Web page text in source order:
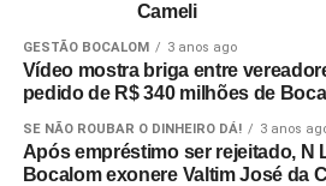
Cameli
GESTÃO BOCALOM 3 anos ago
Vídeo mostra briga entre
pedido de R$ 340 milhões de
SE NÃO ROUBAR O DINHEIRO DÁ! 3 anos
Após empréstimo ser rejeitado, N
Bocalom exonere Valtim José da